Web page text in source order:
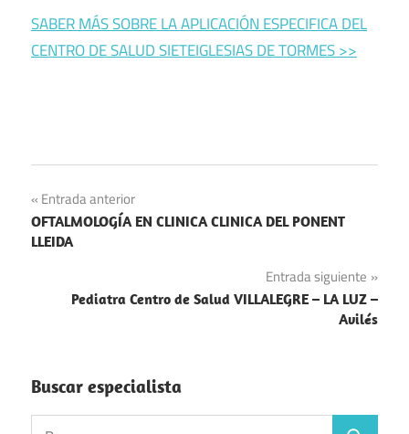
SABER MÁS SOBRE LA APLICACIÓN ESPECIFICA DEL
CENTRO DE SALUD SIETEIGLESIAS DE TORMES >>
Navegación
de
Entrada anterior
OFTALMOLOGÍA EN CLINICA CLINICA DEL PONENT
LLEIDA
Entrada siguiente
Pediatra Centro de Salud VILLALEGRE – LA LUZ –
Avilés
Buscar especialista
Buscar: